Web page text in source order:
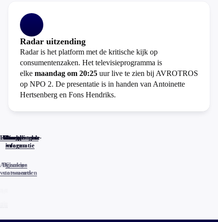
Radar uitzending
Radar is het platform met de kritische kijk op
consumentenzaken. Het televisieprogramma is
elke maandag om 20:25 uur live te zien bij AVROTROS
op NPO 2. De presentatie is in handen van Antoinette
Hertsenberg en Fons Hendriks.
Home
Actueel
Uitzendingen
Reacties
Programma-
informatie
Veelgestelde
vragen
Algemene
voorwaarden
Privacy
statements
Cookies